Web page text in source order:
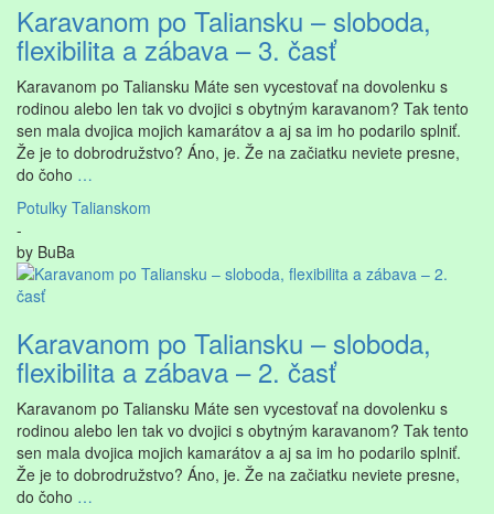
Karavanom po Taliansku – sloboda,
flexibilita a zábava – 3. časť
Karavanom po Taliansku Máte sen vycestovať na dovolenku s
rodinou alebo len tak vo dvojici s obytným karavanom? Tak tento
sen mala dvojica mojich kamarátov a aj sa im ho podarilo splniť.
Že je to dobrodružstvo? Áno, je. Že na začiatku neviete presne,
do čoho …
Potulky Talianskom
-
by BuBa
Karavanom po Taliansku – sloboda,
flexibilita a zábava – 2. časť
Karavanom po Taliansku Máte sen vycestovať na dovolenku s
rodinou alebo len tak vo dvojici s obytným karavanom? Tak tento
sen mala dvojica mojich kamarátov a aj sa im ho podarilo splniť.
Že je to dobrodružstvo? Áno, je. Že na začiatku neviete presne,
do čoho …